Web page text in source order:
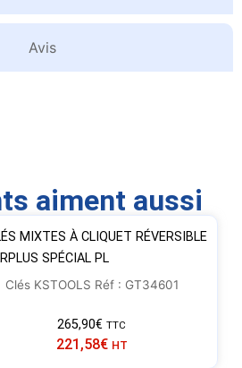
Avis
aiment aussi
MIXTES À CLIQUET RÉVERSIBLE
SPÉCIAL PL
Clés KSTOOLS Réf : GT34601
265,90€ TTC
221,58€ HT